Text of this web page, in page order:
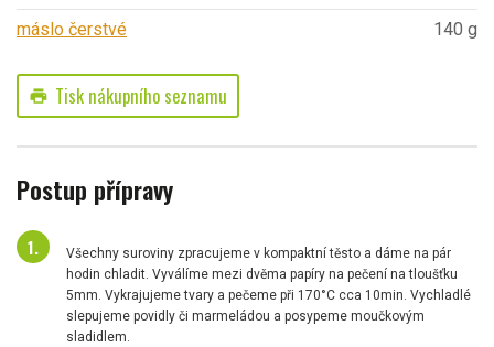
máslo čerstvé
140 g
print Tisk nákupního seznamu
Postup přípravy
Všechny suroviny zpracujeme v kompaktní těsto a dáme na pár
hodin chladit. Vyválíme mezi dvěma papíry na pečení na tloušťku
5mm. Vykrajujeme tvary a pečeme při 170°C cca 10min. Vychladlé
slepujeme povidly či marmeládou a posypeme moučkovým
sladidlem.